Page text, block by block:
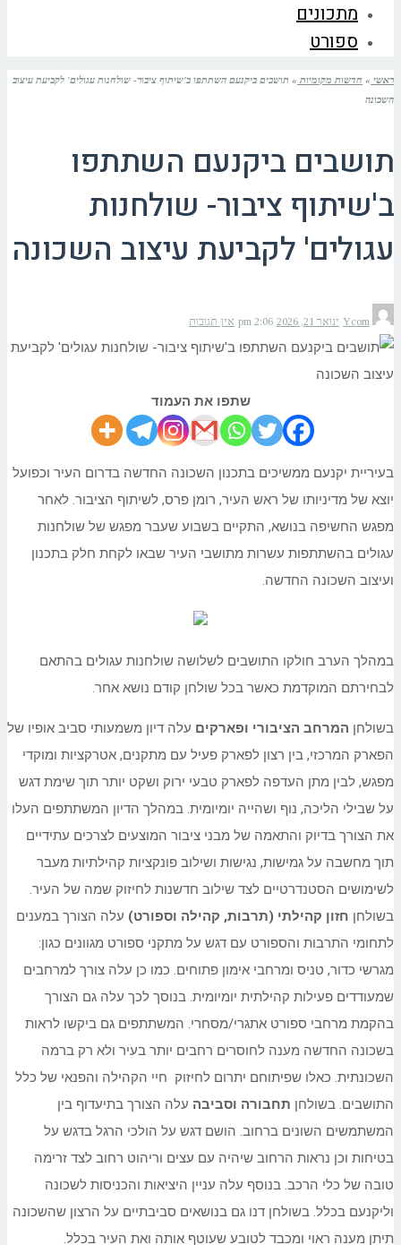
מתכונים
ספורט
ראשי » חדשות מקומיות » תושבים ביקנעם השתתפו ב'שיתוף ציבור- שולחנות עגולים' לקביעת עיצוב
השכונה
תושבים ביקנעם השתתפו
ב'שיתוף ציבור- שולחנות
עגולים' לקביעת עיצוב השכונה
Ycom ינואר 21, 2026 2:06 pm אין תגובות
שתפו את העמוד
בעיריית יקנעם ממשיכים בתכנון השכונה החדשה בדרום העיר וכפועל
יוצא של מדיניותו של ראש העיר, רומן פרס, לשיתוף הציבור. לאחר
מפגש החשיפה בנושא, התקיים בשבוע שעבר מפגש של שולחנות
עגולים בהשתתפות עשרות מתושבי העיר שבאו לקחת חלק בתכנון
ועיצוב השכונה החדשה.
במהלך הערב חולקו התושבים לשלושה שולחנות עגולים בהתאם
לבחירתם המוקדמת כאשר בכל שולחן קודם נושא אחר.
בשולחן המרחב הציבורי ופארקים עלה דיון משמעותי סביב אופיו של
הפארק המרכזי, בין רצון לפארק פעיל עם מתקנים, אטרקציות ומוקדי
מפגש, לבין מתן העדפה לפארק טבעי ירוק ושקט יותר תוך שימת דגש
על שבילי הליכה, נוף ושהייה יומיומית. במהלך הדיון המשתתפים העלו
את הצורך בדיוק והתאמה של מבני ציבור המוצעים לצרכים עתידיים
תוך מחשבה על גמישות, נגישות ושילוב פונקציות קהילתיות מעבר
לשימושים הסטנדרטיים לצד שילוב חדשנות לחיזוק שמה של העיר.
בשולחן חזון קהילתי (תרבות, קהילה וספורט) עלה הצורך במענים
לתחומי התרבות והספורט עם דגש על מתקני ספורט מגוונים כגון:
מגרשי כדור, טניס ומרחבי אימון פתוחים. כמו כן עלה צורך למרחבים
שמעודדים פעילות קהילתית יומיומית. בנוסך לכך עלה גם הצורך
בהקמת מרחבי ספורט אתגרי/מסחרי. המשתתפים גם ביקשו לראות
בשכונה החדשה מענה לחוסרים רחבים יותר בעיר ולא רק ברמה
השכונתית. כאלו שפיתוחם יתרום לחיזוק חיי הקהילה והפנאי של כלל
התושבים. בשולחן תחבורה וסביבה עלה הצורך בתיעדוף בין
המשתמשים השונים ברחוב. הושם דגש על הולכי הרגל בדגש על
בטיחות וכן נראות הרחוב שיהיה עם עצים וריהוט רחוב לצד זרימה
טובה של כלי הרכב. בנוסף עלה עניין היציאות והכניסות לשכונה
וליקנעם בכלל. בשולחן דנו גם בנושאים סביבתיים על הרצון שהשכונה
תיתן מענה ראוי ומכבד לטובע שעוטף אותה ואת העיר בכלל.